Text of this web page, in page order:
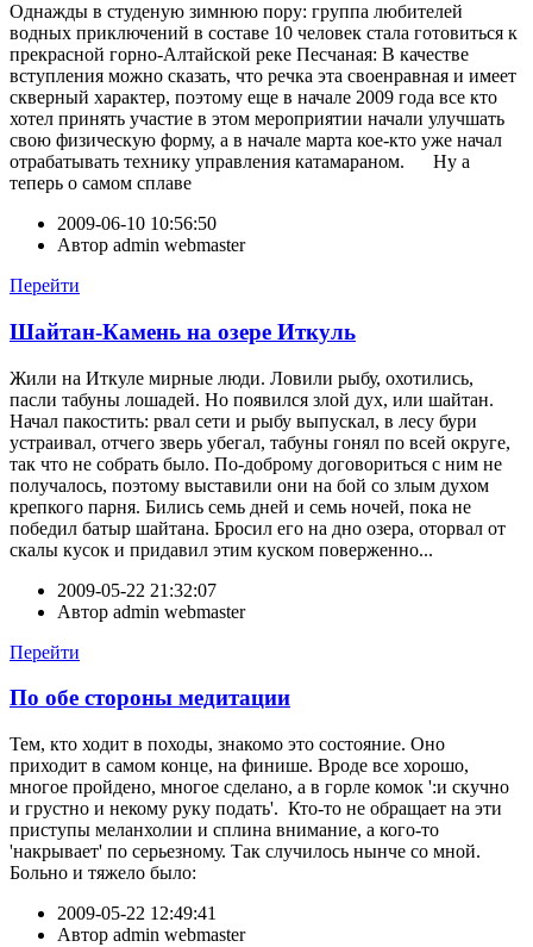
Однажды в студеную зимнюю пору: группа любителей
водных приключений в составе 10 человек стала готовиться к
прекрасной горно-Алтайской реке Песчаная: В качестве
вступления можно сказать, что речка эта своенравная и имеет
скверный характер, поэтому еще в начале 2009 года все кто
хотел принять участие в этом мероприятии начали улучшать
свою физическую форму, а в начале марта кое-кто уже начал
отрабатывать технику управления катамараном. Ну а
теперь о самом сплаве
2009-06-10 10:56:50
Автор admin webmaster
Перейти
Шайтан-Камень на озере Иткуль
Жили на Иткуле мирные люди. Ловили рыбу, охотились,
пасли табуны лошадей. Но появился злой дух, или шайтан.
Начал пакостить: рвал сети и рыбу выпускал, в лесу бури
устраивал, отчего зверь убегал, табуны гонял по всей округе,
так что не собрать было. По-доброму договориться с ним не
получалось, поэтому выставили они на бой со злым духом
крепкого парня. Бились семь дней и семь ночей, пока не
победил батыр шайтана. Бросил его на дно озера, оторвал от
скалы кусок и придавил этим куском поверженно...
2009-05-22 21:32:07
Автор admin webmaster
Перейти
По обе стороны медитации
Тем, кто ходит в походы, знакомо это состояние. Оно
приходит в самом конце, на финише. Вроде все хорошо,
многое пройдено, многое сделано, а в горле комок ':и скучно
и грустно и некому руку подать'. Кто-то не обращает на эти
приступы меланхолии и сплина внимание, а кого-то
'накрывает' по серьезному. Так случилось нынче со мной.
Больно и тяжело было:
2009-05-22 12:49:41
Автор admin webmaster